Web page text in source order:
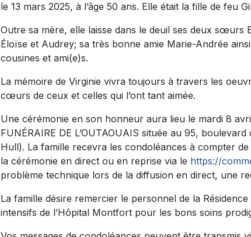
le 13 mars 2025, à l’âge 50 ans. Elle était la fille de feu
Outre sa mère, elle laisse dans le deuil ses deux sœurs
Éloïse et Audrey; sa très bonne amie Marie-Andrée
cousines et ami(e)s.
La mémoire de Virginie vivra toujours à travers les
cœurs de ceux et celles qui l’ont tant aimée.
Une cérémonie en son honneur aura lieu le mardi 8
FUNÉRAIRE DE L’OUTAOUAIS située au 95,
Hull). La famille recevra les condoléances à compter
la cérémonie en direct ou en reprise via le https://
problème technique lors de la diffusion en direct, une
La famille désire remercier le personnel de la
intensifs de l’Hôpital Montfort pour les bons soins